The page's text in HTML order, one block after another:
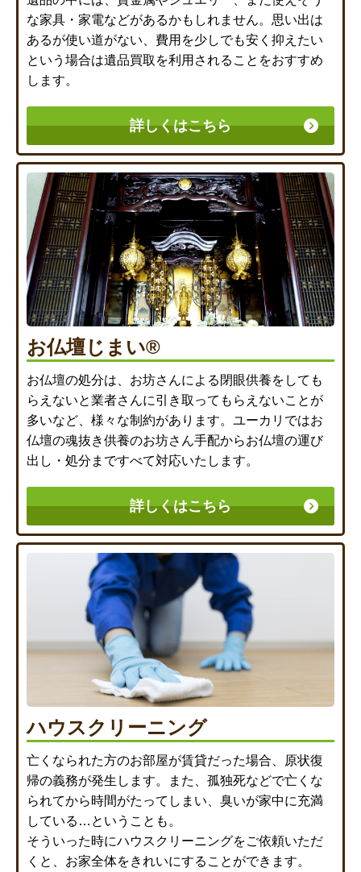
な家具・家電などがあるかもしれません。思い出は
あるが使い道がない、費用を少しでも安く抑えたい
という場合は遺品買取を利用されることをおすすめ
します。
詳しくはこちら
お仏壇じまい®
お仏壇の処分は、お坊さんによる閉眼供養をしても
らえないと業者さんに引き取ってもらえないことが
多いなど、様々な制約があります。ユーカリではお
仏壇の魂抜き供養のお坊さん手配からお仏壇の運び
出し・処分まですべて対応いたします。
詳しくはこちら
ハウスクリーニング
亡くなられた方のお部屋が賃貸だった場合、原状復
帰の義務が発生します。また、孤独死などで亡くな
られてから時間がたってしまい、臭いが家中に充満
している…ということも。
そういった時にハウスクリーニングをご依頼いただ
くと、お家全体をきれいにすることができます。